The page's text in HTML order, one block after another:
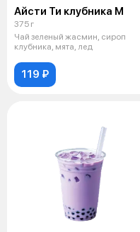
Айсти Ти клубника М
375 г
Чай зеленый жасмин, сироп
клубника, мята, лед
119 ₽